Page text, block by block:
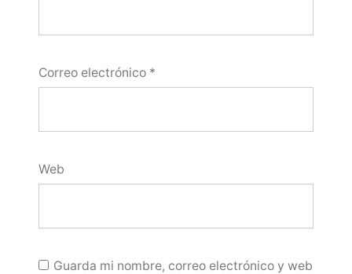
Correo electrónico *
Web
Guarda mi nombre, correo electrónico y web